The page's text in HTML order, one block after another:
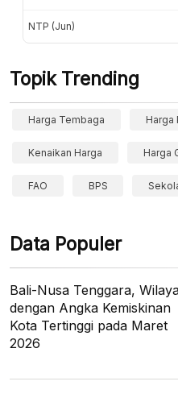
NTP (Jun)
Topik Trending
Harga Tembaga Harga
Kenaikan Harga Harga
FAO BPS
Data Populer
Bali-Nusa Tenggara,
dengan Angka Kemiskinan
Kota Tertinggi pada Maret
2026